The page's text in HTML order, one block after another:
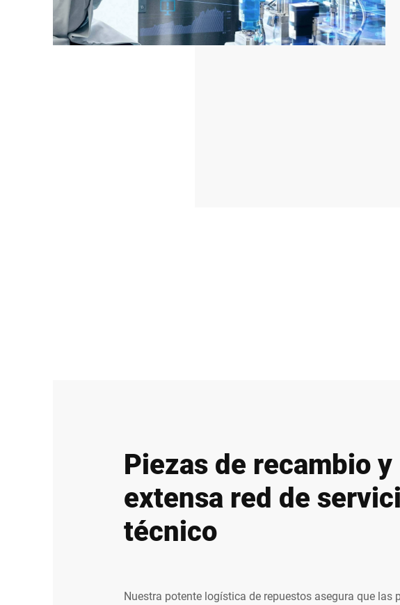
Piezas de recambio y
extensa red de
técnico
Nuestra potente logística de repuestos asegura que las